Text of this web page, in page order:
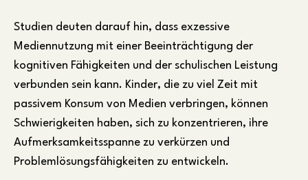
Studien deuten darauf hin, dass exzessive
Mediennutzung mit einer Beeinträchtigung der
kognitiven Fähigkeiten und der schulischen Leistung
verbunden sein kann. Kinder, die zu viel Zeit mit
passivem Konsum von Medien verbringen, können
Schwierigkeiten haben, sich zu konzentrieren, ihre
Aufmerksamkeitsspanne zu verkürzen und
Problemlösungsfähigkeiten zu entwickeln.